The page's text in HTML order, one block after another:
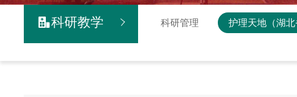
科研教学 科研管理 护理天地（湖